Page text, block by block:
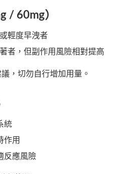
/ 60mg）
輕度早洩者
者，但副作用風險相對提高
，切勿自行增加用量。
統
作用
反應風險